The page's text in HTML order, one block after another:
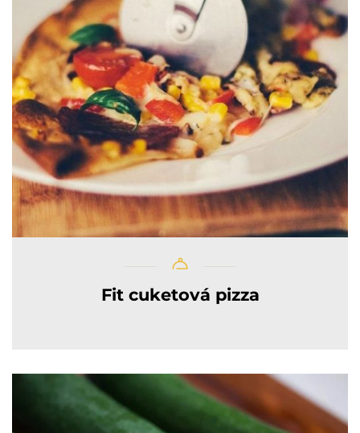
Fit cuketová pizza